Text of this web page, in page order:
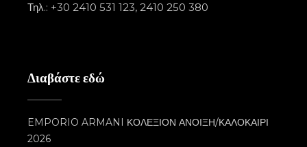
Τηλ.: +30 2410 531 123, 2410 250 380
Διαβάστε εδώ
EMPORIO ARMANI ΚΟΛΕΞΙΟΝ ΑΝΟΙΞΗ/ΚΑΛΟΚΑΙΡΙ
2026